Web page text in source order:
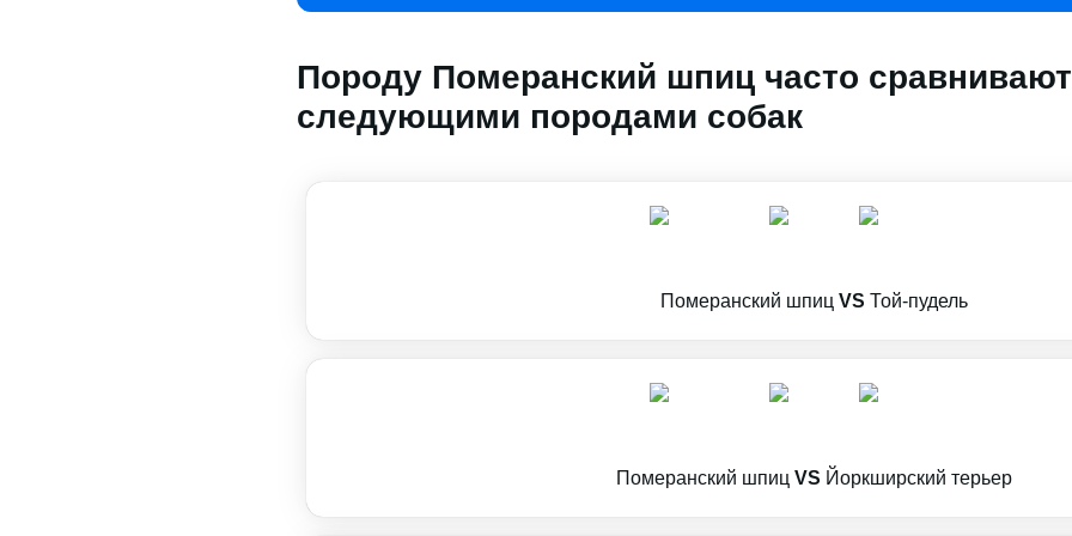
Породу Померанский шпиц часто
следующими породами собак
Померанский шпиц VS Той-пудель
Померанский шпиц VS Йоркширский терьер